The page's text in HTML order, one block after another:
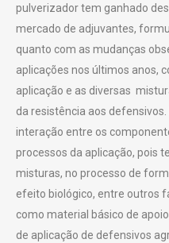
pulverizador tem ganhado
mercado de adjuvantes,
quanto com as mudanças
aplicações nos últimos anos,
aplicação e as diversas
da resistência aos
interação entre os
processos da aplicação, pois
misturas, no processo de
efeito biológico, entre outros
como material básico de
de aplicação de defensivos